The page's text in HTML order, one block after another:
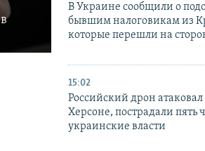
В Украине сообщили о
бывшим налоговикам из
которые перешли на
15:02
Российский дрон
Херсоне, пострадали пять
украинские власти